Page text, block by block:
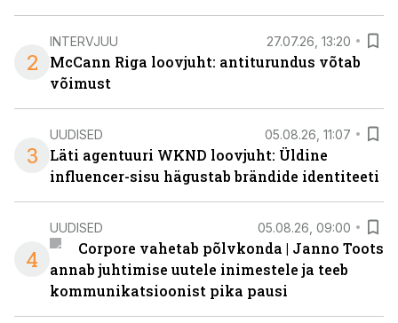
2
INTERVJUU 27.07.26, 13:20
McCann Riga loovjuht: antiturundus võtab
võimust
3
UUDISED 05.08.26, 11:07
Läti agentuuri WKND loovjuht: Üldine
influencer-sisu hägustab brändide identiteeti
4
UUDISED 05.08.26, 09:00
Corpore vahetab põlvkonda | Janno Toots
annab juhtimise uutele inimestele ja teeb
kommunikatsioonist pika pausi